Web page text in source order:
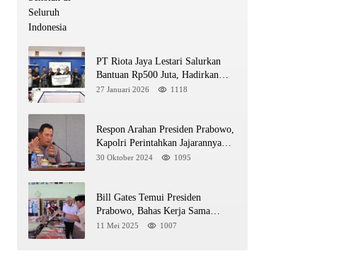
PT Riota Jaya Lestari Salurkan
Bantuan Rp500 Juta, Hadirkan
Harapan bagi Korban Bencana di
27 Januari 2026 1118
Respon Arahan Presiden Prabowo,
Kapolri Perintahkan Jajarannya
Tindak Tegas Pelaku Judi Online
30 Oktober 2024 1095
Bill Gates Temui Presiden
Prabowo, Bahas Kerja Sama
Kesehatan dan Program Makan
11 Mei 2025 1007